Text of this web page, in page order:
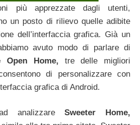
più apprezzate dagli utenti,
un posto di rilievo quelle adibite
dell’interfaccia grafica. Già un
avuto modo di parlare di
Open Home, tre delle migliori
di personalizzare con
grafica di Android.
analizzareSweeter Home,